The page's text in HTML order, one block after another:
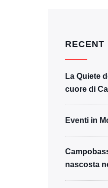
RECENT
La Quiete
cuore di
Eventi in
nascosta